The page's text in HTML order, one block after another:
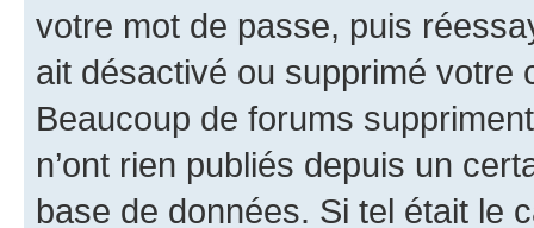
votre mot de passe, puis
ait désactivé ou supprimé votre
Beaucoup de forums
n’ont rien publiés depuis un
base de données. Si tel était le